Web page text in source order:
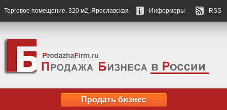
Торговое помещение, 320 м2, Ярославская - Информеры - RSS
Продать бизнес